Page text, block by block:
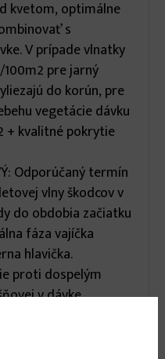
kvetom, optimálne
s
V prípade vlnatky
pre jarný
do korún, pre
vegetácie dávku
+ kvalitné pokrytie
Odporúčaný termín
vlny škodcov v
do obdobia začiatku
fáza vajíčka
hlavička.
proti dospelým
v dávke
vykonať podľa
jedincov na